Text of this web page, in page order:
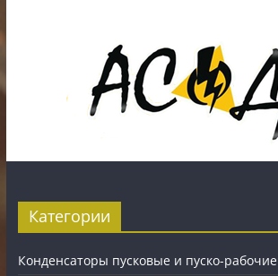
Категории
Конденсаторы пусковые и пуско-рабочие